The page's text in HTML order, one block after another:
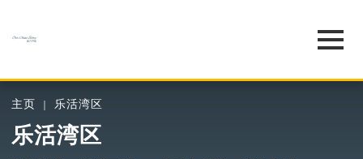
主页 乐活湾区
乐活湾区